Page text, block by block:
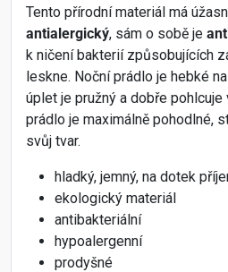
Tento přírodní materiál má
antialergický, sám o sobě je
k ničení bakterií způsobujících
leskne. Noční prádlo je hebké
úplet je pružný a dobře
prádlo je maximálně pohodlné,
svůj tvar.
hladký, jemný, na dotek
ekologický materiál
antibakteriální
hypoalergenní
prodyšné